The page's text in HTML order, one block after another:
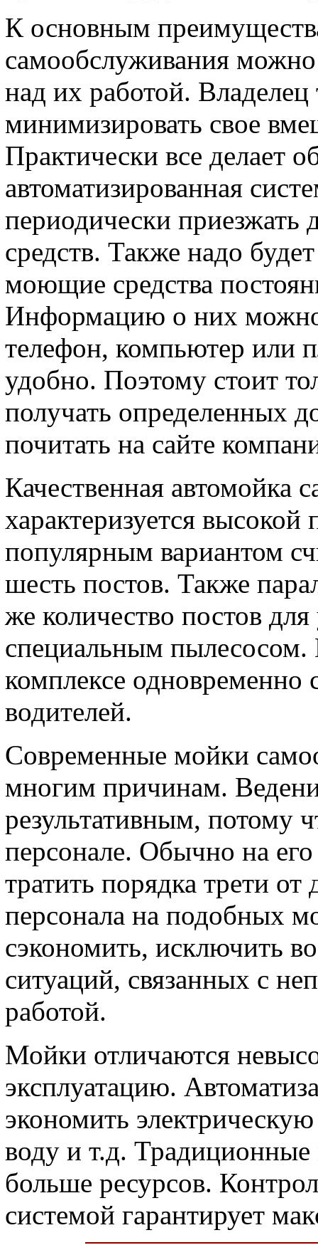
К основным
самообслуживания можно
над их работой.
минимизировать свое
Практически все делает
автоматизированная
периодически приезжать
средств. Также надо
моющие средства
Информацию о них можно
телефон, компьютер или
удобно. Поэтому стоит
получать определенных
почитать на сайте
Качественная автомойка
характеризуется
популярным вариантом
шесть постов. Также
же количество постов
специальным
комплексе одновременно
водителей.
Современные мойки
многим причинам.
результативным, потому
персонале. Обычно на
тратить порядка трети
персонала на подобных
сэкономить, исключить
ситуаций, связанных с
работой.
Мойки отличаются
эксплуатацию.
экономить
воду и т.д.
больше ресурсов.
системой гарантирует